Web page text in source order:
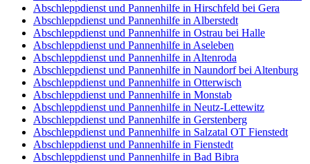
Abschleppdienst und Pannenhilfe in Hirschfeld bei Gera
Abschleppdienst und Pannenhilfe in Alberstedt
Abschleppdienst und Pannenhilfe in Ostrau bei Halle
Abschleppdienst und Pannenhilfe in Aseleben
Abschleppdienst und Pannenhilfe in Altenroda
Abschleppdienst und Pannenhilfe in Naundorf bei Altenburg
Abschleppdienst und Pannenhilfe in Otterwisch
Abschleppdienst und Pannenhilfe in Monstab
Abschleppdienst und Pannenhilfe in Neutz-Lettewitz
Abschleppdienst und Pannenhilfe in Gerstenberg
Abschleppdienst und Pannenhilfe in Salzatal OT Fienstedt
Abschleppdienst und Pannenhilfe in Fienstedt
Abschleppdienst und Pannenhilfe in Bad Bibra